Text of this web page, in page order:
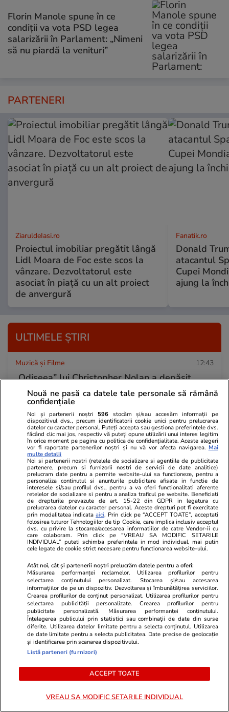
Florin Manole spune în ce
condiții va vota PSD legea
salarizării în Parlament: „Nimeni
să nu piardă la venituri”
PARTENERI
ZiaruldeIasi.ro
Proiectul imobiliar pregătit lângă
Lidl Moara de Foc este scos la
vânzare. Dezvoltatorul este
asociat în piață cu un alt proiect
de anvergură
Fanatik.ro
Donald
atacantul
Cupei
ajung la
ULTIMELE ȘTIRI
Muzică și Filme 12:43
„Odiseea” lui Christopher Nolan a depășit
200.000.000 de dolari în box-office-ul global
Știri Externe 12:28
Rusia a atacat Kievul cu rachete balistice și
există cel puțin un mort și 15 răniți: „A fost cea
mai înfricoşătoare noapte din viaţa mea”
Știri România 12:19
Dosarele fraților Tate în România: de ce sunt
acuzați și în ce stadiu au ajuns procesele
1.000 de lei pentru un loc de parcare în
Oradea: 21.000 de șoferi sunt obligați să își
pună plăcuțe noi într-o lună
Citește mai multe
TRENDING
Știri România
„Borna zero” a României, construită la Făgăraș
Nouă ne pasă ca datele tale personale să rămână
confidențiale
Noi și partenerii noștri 596 stocăm și/sau accesăm informații pe
dispozitivul dvs., precum identificatorii cookie unici pentru prelucrarea
datelor cu caracter personal. Puteți accepta sau gestiona preferințele dvs.
făcând clic mai jos, respectiv vă puteți opune utilizării unui interes legitim
în orice moment pe pagina cu politica de confidențialitate. Aceste alegeri
vor fi raportate partenerilor noștri și nu vă vor afecta navigarea. Mai
multe detalii
Noi si partenerii nostri (retelele de socializare si agentiile de publicitate
partenere, precum si furnizorii nostri de servicii de date analitice)
prelucram date pentru a permite website-ului sa functioneze, pentru a
personaliza continutul si anunturile publicitare afisate in functie de
interesele si/sau profilul dvs., pentru a va oferi functionalitati aferente
retelelor de socializare si pentru a analiza traficul pe website. Beneficiati
de drepturile prevazute de art. 15-22 din GDPR in legatura cu
prelucrarea datelor cu caracter personal. Aceste drepturi pot fi exercitate
prin modalitatea indicataaici. Prin click pe “ACCEPT TOATE”, acceptati
folosirea tuturor Tehnologiilor de tip Cookie, care implica inclusiv acceptul
dvs. cu privire la stocarea/accesarea informatiilor de catre Vendor-ii cu
care colaboram. Prin click pe “VREAU SA MODIFIC SETARILE
INDIVIDUAL” puteti schimba preferintele in mod individual, mai putin
cele legate de cookie strict necesare pentru functionarea website-ului.
Atât noi, cât și partenerii noștri prelucrăm datele pentru a oferi:
Măsurarea performanței reclamelor. Utilizarea profilurilor pentru
selectarea conținutului personalizat. Stocarea și/sau accesarea
informațiilor de pe un dispozitiv. Dezvoltarea și îmbunătățirea serviciilor.
Crearea profilurilor de conținut personalizat. Utilizarea profilurilor pentru
selectarea publicității personalizate. Crearea profilurilor pentru
publicitate personalizată. Măsurarea performanței conținutului.
Înțelegerea publicului prin statistici sau combinații de date din surse
diferite. Utilizarea datelor limitate pentru a selecta conținutul. Utilizarea
de date limitate pentru a selecta publicitatea. Date precise de geolocație
și identificarea prin scanarea dispozitivului.
Listă parteneri (furnizori)
ACCEPT TOATE
VREAU SA MODIFIC SETARILE INDIVIDUAL